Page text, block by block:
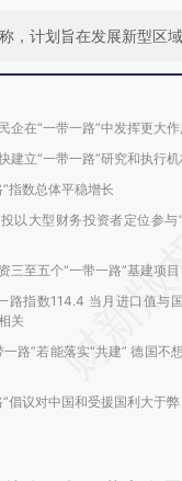
，计划旨在发展新型区
企在“一带一路”中发挥更大作
建立“一带一路”研究和执行机
指数总体平稳增长
以大型财务投资者定位参与
三至五个“一带一路”基建项目
路指数114.4 当月进口值与
关
路”若能落实“共建” 德国不
倡议对中国和受援国利大于弊